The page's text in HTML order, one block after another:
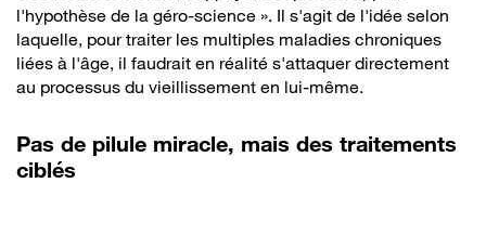
l'hypothèse de la géro-science ». Il s'agit de l'idée selon
laquelle, pour traiter les multiples maladies chroniques
liées à l'âge, il faudrait en réalité s'attaquer directement
au processus du vieillissement en lui-même.
Pas de pilule miracle, mais des traitements
ciblés